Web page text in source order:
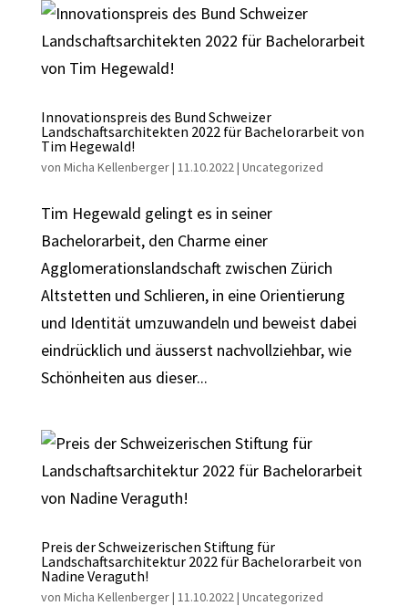
Innovationspreis des Bund Schweizer
Landschaftsarchitekten 2022 für Bachelorarbeit von
Tim Hegewald!
von Micha Kellenberger| 11.10.2022| Uncategorized
Tim Hegewald gelingt es in seiner
Bachelorarbeit, den Charme einer
Agglomerationslandschaft zwischen Zürich
Altstetten und Schlieren, in eine Orientierung
und Identität umzuwandeln und beweist dabei
eindrücklich und äusserst nachvollziehbar, wie
Schönheiten aus dieser...
Preis der Schweizerischen Stiftung für
Landschaftsarchitektur 2022 für Bachelorarbeit von
Nadine Veraguth!
von Micha Kellenberger| 11.10.2022| Uncategorized